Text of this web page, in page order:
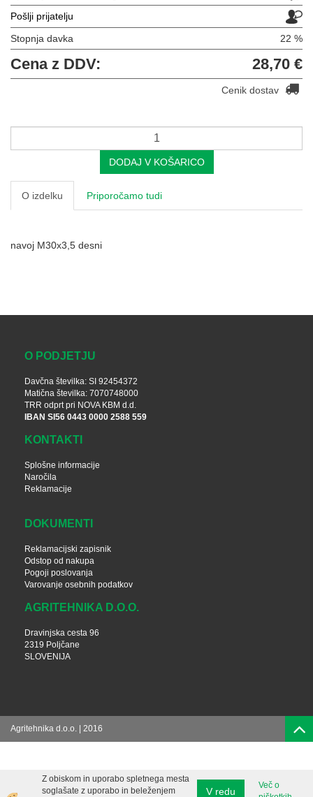
Pošlji prijatelju
Stopnja davka 22 %
Cena z DDV: 28,70 €
Cenik dostav
DODAJ V KOŠARICO
O izdelku Priporočamo tudi
navoj M30x3,5 desni
O PODJETJU
Davčna številka: SI 92454372
Matična številka: 7070748000
TRR odprt pri NOVA KBM d.d.
IBAN SI56 0443 0000 2588 559
KONTAKTI
Splošne informacije
Naročila
Reklamacije
DOKUMENTI
Reklamacijski zapisnik
Odstop od nakupa
Pogoji poslovanja
Varovanje osebnih podatkov
AGRITEHNIKA D.O.O.
Dravinjska cesta 96
2319 Poljčane
SLOVENIJA
Agritehnika d.o.o. | 2016
Z obiskom in uporabo spletnega mesta
soglašate z uporabo in beleženjem
V redu
Več o